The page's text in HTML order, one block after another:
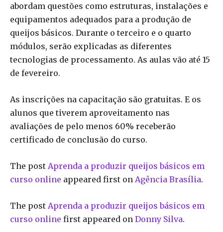
abordam questões como estruturas, instalações e
equipamentos adequados para a produção de
queijos básicos. Durante o terceiro e o quarto
módulos, serão explicadas as diferentes
tecnologias de processamento. As aulas vão até 15
de fevereiro.
As inscrições na capacitação são gratuitas. E os
alunos que tiverem aproveitamento nas
avaliações de pelo menos 60% receberão
certificado de conclusão do curso.
The post Aprenda a produzir queijos básicos em
curso online appeared first on Agência Brasília.
The post Aprenda a produzir queijos básicos em
curso online first appeared on Donny Silva.